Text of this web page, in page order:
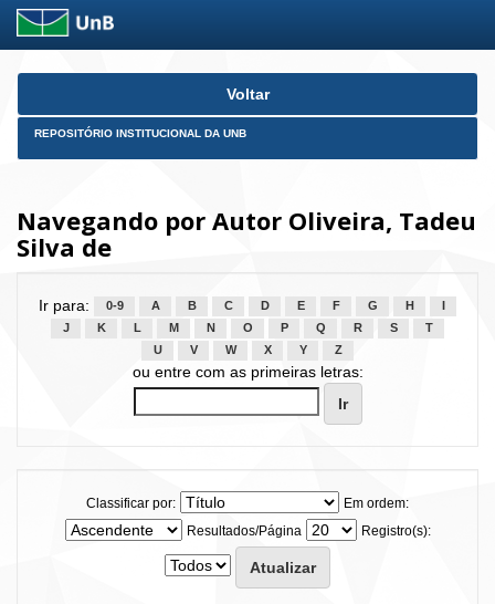
Skip
Voltar
REPOSITÓRIO INSTITUCIONAL DA UNB
Navegando por Autor Oliveira, Tadeu
Silva de
Ir para: 0-9 A B C D E F G H
J
K L M N O P Q R S
T
U
V W X Y Z
ou entre com as primeiras letras:
Classificar por:
Em ordem:
Resultados/Página
Registro(s):